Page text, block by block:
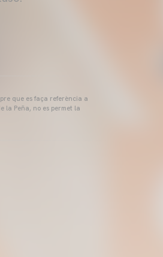
que es faça referència a
la Peña, no es permet la